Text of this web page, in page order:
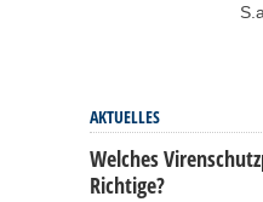
AKTUELLES
Welches
Richtige?